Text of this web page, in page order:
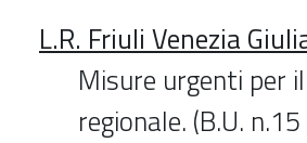
L.R. Friuli Venezia
Misure urgenti per
regionale. (B.U.